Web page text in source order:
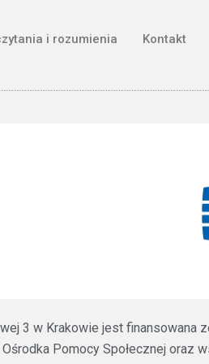
i rozumienia Kontakt
3 w Krakowie jest
Pomocy Społecznej oraz